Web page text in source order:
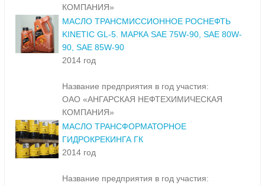
КОМПАНИЯ»
МАСЛО ТРАНСМИССИОННОЕ РОСНЕФТЬ
KINETIC GL-5. МАРКА SAE 75W-90, SAE 80W-
90, SAE 85W-90
2014 год
Название предприятия в год участия:
ОАО «АНГАРСКАЯ НЕФТЕХИМИЧЕСКАЯ
КОМПАНИЯ»
МАСЛО ТРАНСФОРМАТОРНОЕ
ГИДРОКРЕКИНГА ГК
2014 год
Название предприятия в год участия: